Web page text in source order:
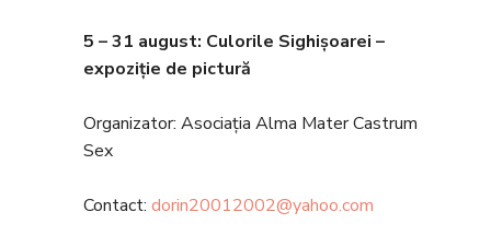
5 – 31 august: Culorile Sighișoarei –
expoziție de pictură
Organizator: Asociația Alma Mater Castrum
Sex
Contact: dorin20012002@yahoo.com